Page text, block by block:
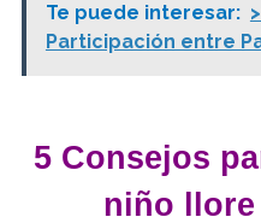
Te puede interesar:
Participación entre
5 Consejos
niño llore